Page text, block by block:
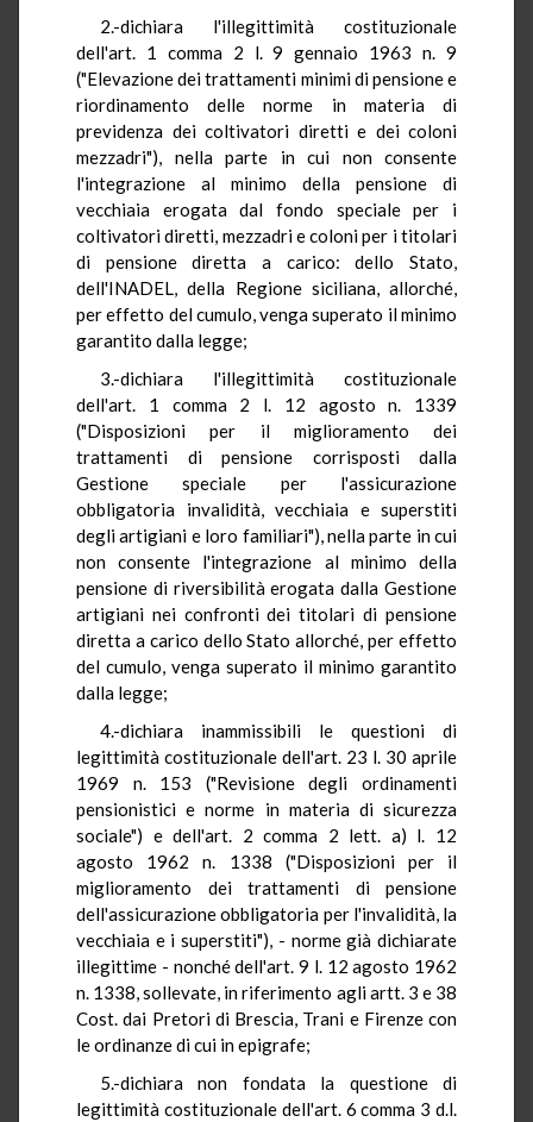
2.-dichiara l'illegittimità costituzionale
dell'art. 1 comma 2 l. 9 gennaio 1963 n. 9
("Elevazione dei trattamenti minimi di pensione e
riordinamento delle norme in materia di
previdenza dei coltivatori diretti e dei coloni
mezzadri"), nella parte in cui non consente
l'integrazione al minimo della pensione di
vecchiaia erogata dal fondo speciale per i
coltivatori diretti, mezzadri e coloni per i titolari
di pensione diretta a carico: dello Stato,
dell'INADEL, della Regione siciliana, allorché,
per effetto del cumulo, venga superato il minimo
garantito dalla legge;
3.-dichiara l'illegittimità costituzionale
dell'art. 1 comma 2 l. 12 agosto n. 1339
("Disposizioni per il miglioramento dei
trattamenti di pensione corrisposti dalla
Gestione speciale per l'assicurazione
obbligatoria invalidità, vecchiaia e superstiti
degli artigiani e loro familiari"), nella parte in cui
non consente l'integrazione al minimo della
pensione di riversibilità erogata dalla Gestione
artigiani nei confronti dei titolari di pensione
diretta a carico dello Stato allorché, per effetto
del cumulo, venga superato il minimo garantito
dalla legge;
4.-dichiara inammissibili le questioni di
legittimità costituzionale dell'art. 23 l. 30 aprile
1969 n. 153 ("Revisione degli ordinamenti
pensionistici e norme in materia di sicurezza
sociale") e dell'art. 2 comma 2 lett. a) l. 12
agosto 1962 n. 1338 ("Disposizioni per il
miglioramento dei trattamenti di pensione
dell'assicurazione obbligatoria per l'invalidità, la
vecchiaia e i superstiti"), - norme già dichiarate
illegittime - nonché dell'art. 9 l. 12 agosto 1962
n. 1338, sollevate, in riferimento agli artt. 3 e 38
Cost. dai Pretori di Brescia, Trani e Firenze con
le ordinanze di cui in epigrafe;
5.-dichiara non fondata la questione di
legittimità costituzionale dell'art. 6 comma 3 d.l.